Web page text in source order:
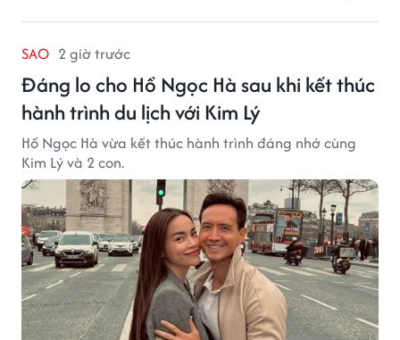
SAO 2 giờ trước
Đáng lo cho Hồ Ngọc Hà sau khi kết thúc
hành trình du lịch với Kim Lý
Hồ Ngọc Hà vừa kết thúc hành trình đáng nhớ cùng
Kim Lý và 2 con.